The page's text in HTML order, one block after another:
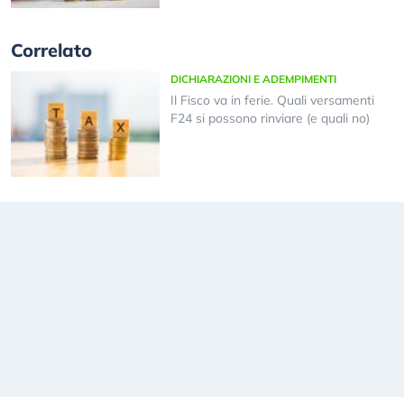
Correlato
DICHIARAZIONI E ADEMPIMENTI
Il Fisco va in ferie. Quali versamenti
F24 si possono rinviare (e quali no)